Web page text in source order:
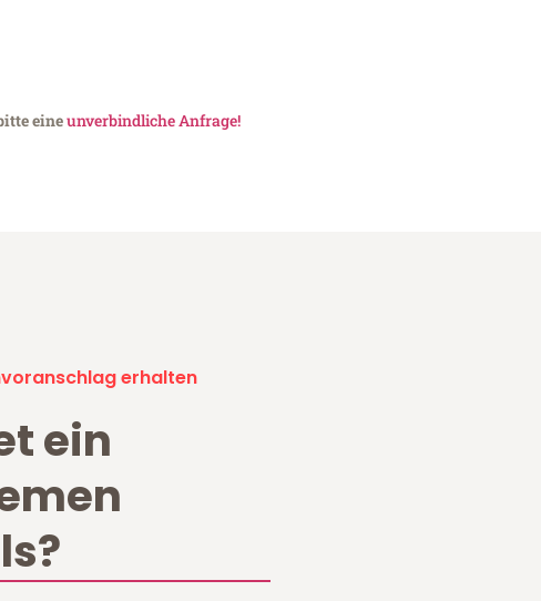
eineunverbindliche Anfrage!
erhalten
ein